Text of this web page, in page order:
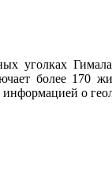
более 170
о